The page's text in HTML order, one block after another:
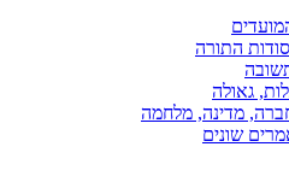
התורה
גאולה
מדינה, מלחמה
שונים